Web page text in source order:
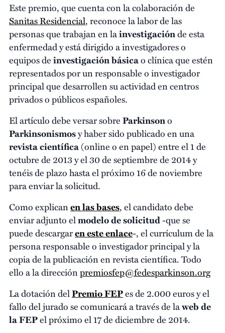
Este premio, que cuenta con la colaboración de
Sanitas Residencial, reconoce la labor de las
personas que trabajan en lainvestigaciónde esta
enfermedad y está dirigido a investigadores o
equipos deinvestigación básicao clínica que estén
representados por un responsable o investigador
principal que desarrollen su actividad en centros
privados o públicos españoles.
El artículo debe versar sobreParkinsono
Parkinsonismosy haber sido publicado en una
revista científica(online o en papel) entre el 1 de
octubre de 2013 y el 30 de septiembre de 2014 y
tenéis de plazo hasta el próximo 16 de noviembre
para enviar la solicitud.
Como explicanen las bases, el candidato debe
enviar adjunto elmodelo de solicitud-que se
puede descargaren este enlace-, el currículum de la
persona responsable o investigador principal y la
copia de la publicación en revista científica. Todo
ello a la direcciónpremiosfep@fedesparkinson.org
La dotación delPremio FEPes de 2.000 euros y el
fallo del jurado se comunicará a través de laweb de
la FEPel próximo el 17 de diciembre de 2014.